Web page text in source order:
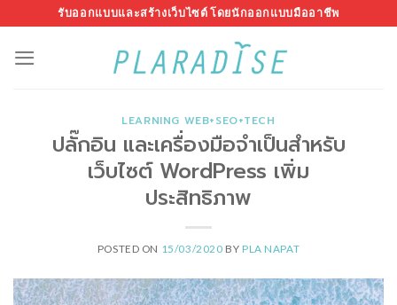
content
รับออกแบบและสร้างเว็บไซต์ โดยนักออกแบบมืออาชีพ
LEARNING WEB+SEO+TECH
ปลั๊กอิน และเครื่องมือจำเป็นสำหรับ
เว็บไซต์ WordPress เพิ่ม
ประสิทธิภาพ
POSTED ON 15/03/2020 BY PLA NAPAT